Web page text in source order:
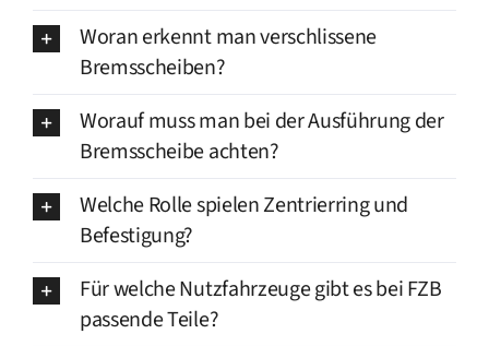
Woran erkennt man verschlissene
Bremsscheiben?
Worauf muss man bei der Ausführung der
Bremsscheibe achten?
Welche Rolle spielen Zentrierring und
Befestigung?
Für welche Nutzfahrzeuge gibt es bei FZB
passende Teile?